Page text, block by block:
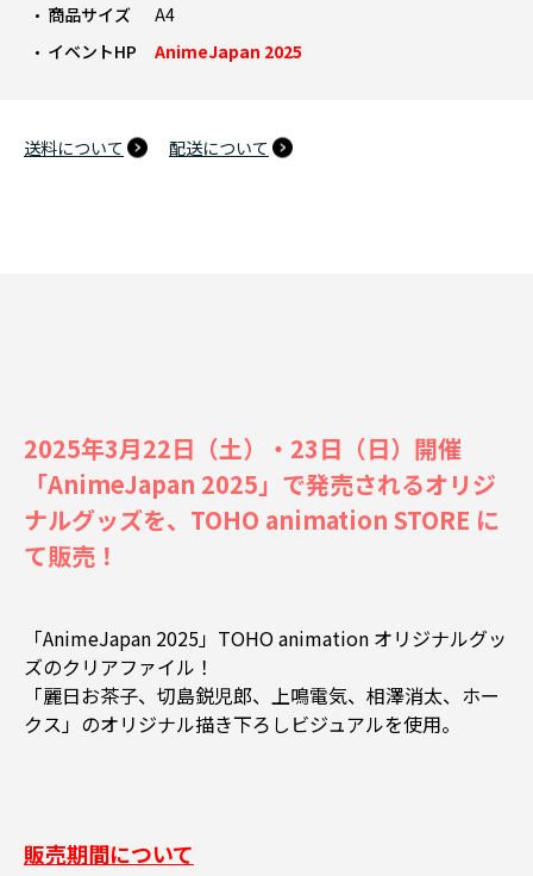
商品サイズ
A4
イベントHP
AnimeJapan 2025
送料について 配送について
2025年3月22日（土）・23日（日）開催
「AnimeJapan 2025」で発売されるオリジ
ナルグッズを、TOHO animation STORE に
て販売！
「AnimeJapan 2025」TOHO animation オリジナルグッ
ズのクリアファイル！
「麗日お茶子、切島鋭児郎、上鳴電気、相澤消太、ホー
クス」のオリジナル描き下ろしビジュアルを使用。
販売期間について